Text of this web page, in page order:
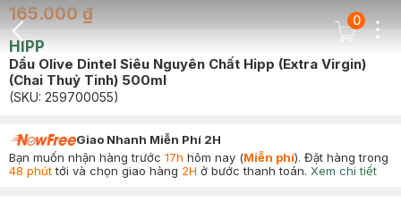
Back Icon
Cart Icon
0
165.000 ₫
HIPP
Dầu Olive Dintel Siêu Nguyên Chất Hipp (Extra Virgin)
(Chai Thuỷ Tinh) 500ml
(SKU: 259700055)
Giao Nhanh Miễn Phí 2H
Bạn muốn nhận hàng trước 17h hôm nay (Miễn phí). Đặt hàng trong
48 phúttới và chọn giao hàng 2H ở bước thanh toán. Xem chi tiết